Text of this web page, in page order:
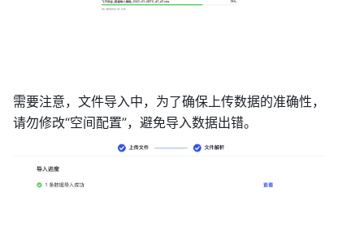
需要注意，文件导入中，为了确保上传数据的准确性，
请勿修改“空间配置”，避免导入数据出错。